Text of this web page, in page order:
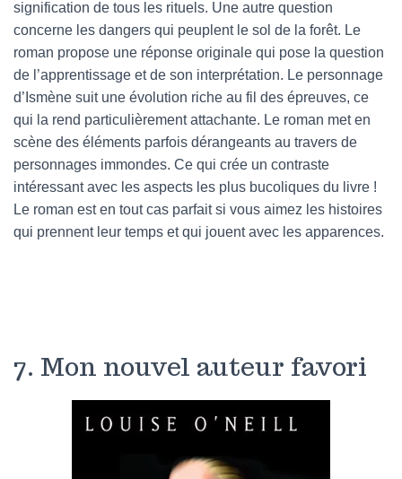
signification de tous les rituels. Une autre question
concerne les dangers qui peuplent le sol de la forêt. Le
roman propose une réponse originale qui pose la question
de l’apprentissage et de son interprétation. Le personnage
d’Ismène suit une évolution riche au fil des épreuves, ce
qui la rend particulièrement attachante. Le roman met en
scène des éléments parfois dérangeants au travers de
personnages immondes. Ce qui crée un contraste
intéressant avec les aspects les plus bucoliques du livre !
Le roman est en tout cas parfait si vous aimez les histoires
qui prennent leur temps et qui jouent avec les apparences.
7. Mon nouvel auteur favori